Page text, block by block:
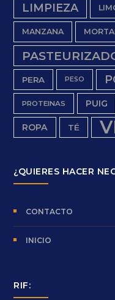
LIMPIEZA
MANZANA
PERA PESO
PROTEINAS PUIG
ROPA TÉ
¿QUIERES HACER
CONTACTO
INICIO
RIF: